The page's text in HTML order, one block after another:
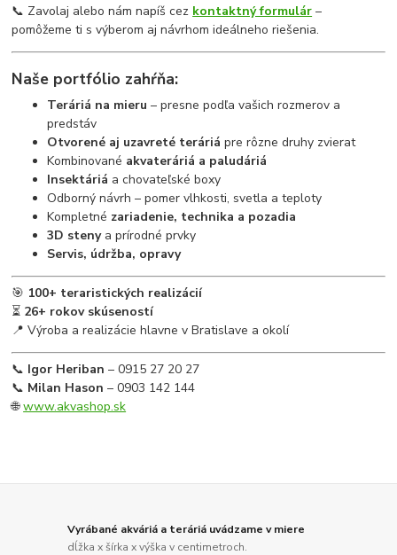
📞 Zavolaj alebo nám napíš cez kontaktný formulár –
pomôžeme ti s výberom aj návrhom ideálneho riešenia.
Naše portfólio zahŕňa:
Teráriá na mieru – presne podľa vašich rozmerov a
predstáv
Otvorené aj uzavreté teráriá pre rôzne druhy zvierat
Kombinované akvateráriá a paludáriá
Insektáriá a chovateľské boxy
Odborný návrh – pomer vlhkosti, svetla a teploty
Kompletné zariadenie, technika a pozadia
3D stenya prírodné prvky
Servis, údržba, opravy
🎯 100+ teraristických realizácií
⏳ 26+ rokov skúseností
📍 Výroba a realizácie hlavne v Bratislave a okolí
📞 Igor Heriban – 0915 27 20 27
📞 Milan Hason – 0903 142 144
🌐www.akvashop.sk
Vyrábané akváriá a teráriá uvádzame v miere
dĺžka x šírka x výška v centimetroch.